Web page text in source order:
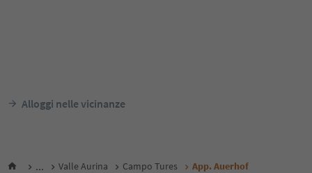
Alloggi nelle vicinanze
... Valle Aurina Campo Tures App. Auerhof